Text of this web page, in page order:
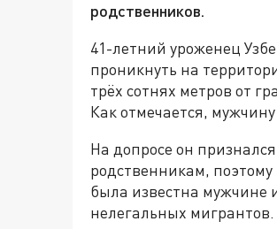
родственников.
41-летний уроженец
проникнуть на
трёх сотнях метров от
Как отмечается,
На допросе он
родственникам,
была известна мужчине
нелегальных